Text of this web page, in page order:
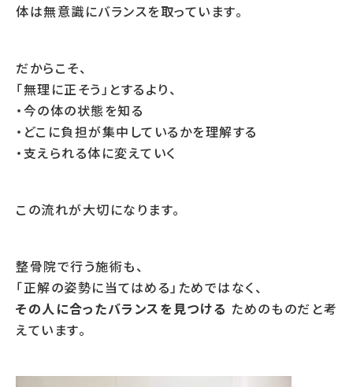
体は無意識にバランスを取っています。
だからこそ、
「無理に正そう」とするより、
・今の体の状態を知る
・どこに負担が集中しているかを理解する
・支えられる体に変えていく
この流れが大切になります。
整骨院で行う施術も、
「正解の姿勢に当てはめる」ためではなく、
その人に合ったバランスを見つける ためのものだと考
えています。